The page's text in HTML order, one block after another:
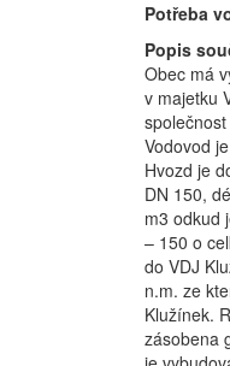
Potřeba
Popis
Obec má
v majetku
společnost
Vodovod
Hvozd je
DN 150,
m3 odkud
– 150 o
do VDJ
n.m. ze
Klužínek.
zásobena